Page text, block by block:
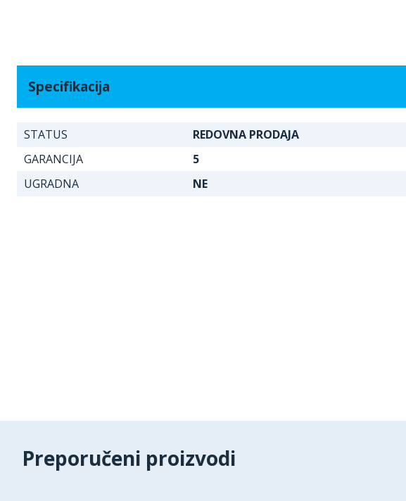
Specifikacija
STATUS
REDOVNA PRODAJA
GARANCIJA
5
UGRADNA
NE
Preporučeni proizvodi